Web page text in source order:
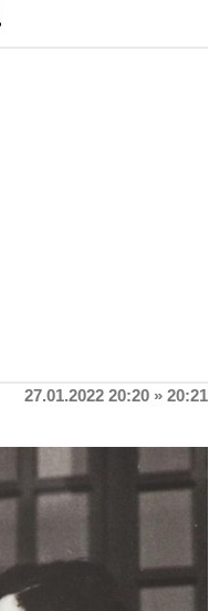
27.01.2022 20:20 » 20:21